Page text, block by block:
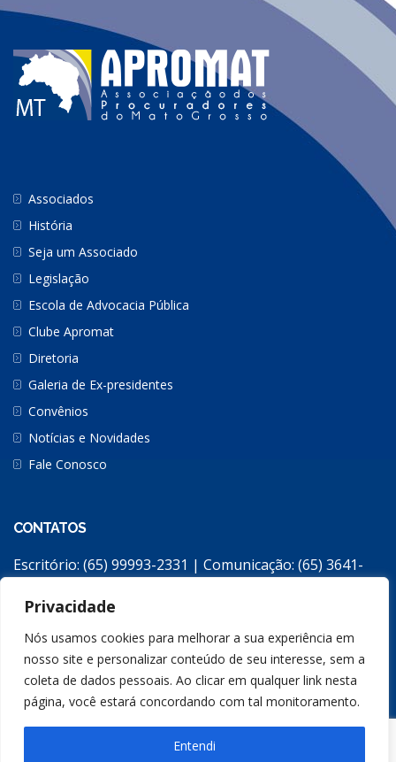
Privacidade
Nós usamos cookies para melhorar a sua experiência em
nosso site e personalizar conteúdo de seu interesse, sem a
coleta de dados pessoais. Ao clicar em qualquer link nesta
página, você estará concordando com tal monitoramento.
Entendi
Associados
História
Seja um Associado
Legislação
Escola de Advocacia Pública
Clube Apromat
Diretoria
Galeria de Ex-presidentes
Convênios
Notícias e Novidades
Fale Conosco
CONTATOS
Escritório: (65) 99993-2331 | Comunicação: (65) 3641-
apromat2@gmail.com
Escritório: Avenida República do Líbano, 2258 / Jardim
Monte Líbano / Cuiabá/MT – CEP: 78048-196